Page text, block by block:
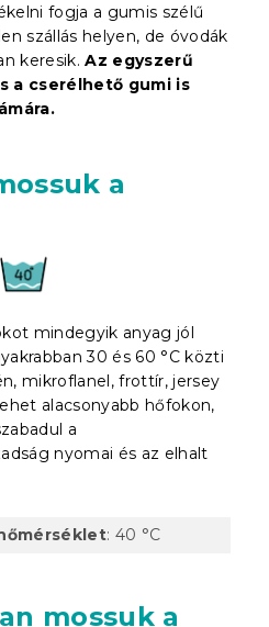
fogja a gumis szélű
szállás helyen, de óvodák
keresik. Az egyszerű
a cserélhető gumi is
.
a
mindegyik anyag jól
30 és 60 °C közti
mikroflanel, frottír, jersey
alacsonyabb hőfokon,
a
nyomai és az elhalt
: 40 °C
mossuk a